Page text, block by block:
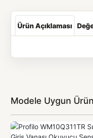
Ürün Açıklaması
Modele Uygun